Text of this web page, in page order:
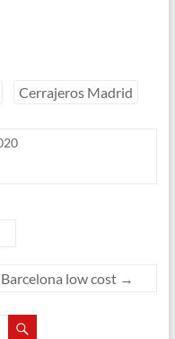
Cerrajeros Madrid
low cost →